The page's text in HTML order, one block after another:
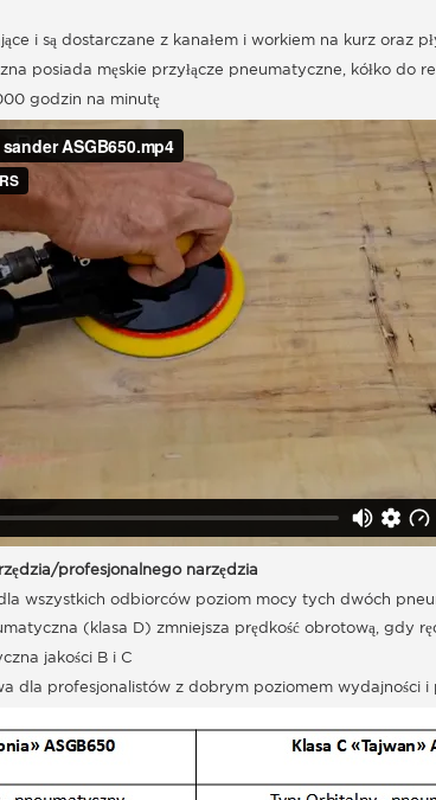
i są dostarczane z kanałem i workiem na kurz oraz
posiada męskie przyłącze pneumatyczne, kółko do
godzin na minutę
profesjonalnego narzędzia
wszystkich odbiorców poziom mocy tych dwóch
(klasa D) zmniejsza prędkość obrotową, gdy
jakości B i C
dla profesjonalistów z dobrym poziomem wydajności i